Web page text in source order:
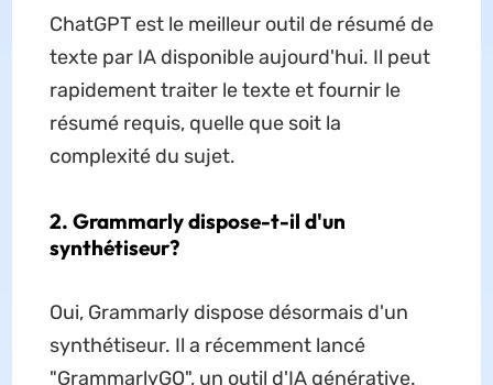
ChatGPT est le meilleur outil de résumé de
texte par IA disponible aujourd'hui. Il peut
rapidement traiter le texte et fournir le
résumé requis, quelle que soit la
complexité du sujet.
2. Grammarly dispose-t-il d'un
synthétiseur?
Oui, Grammarly dispose désormais d'un
synthétiseur. Il a récemment lancé
"GrammarlyGO", un outil d'IA générative.